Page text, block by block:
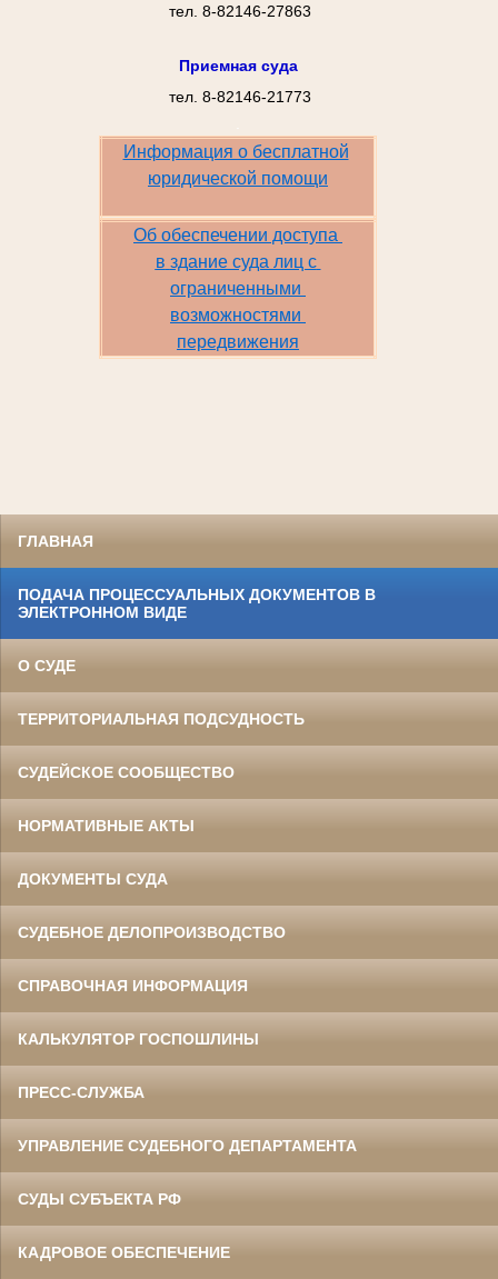
тел. 8-82146-27863
Приемная суда
тел. 8-82146-21773
Информация о бесплатной
юридической помощи
Об обеспечении доступа
в здание суда лиц с
ограниченными
возможностями
передвижения
ГЛАВНАЯ
ПОДАЧА ПРОЦЕССУАЛЬНЫХ ДОКУМЕНТОВ В
ЭЛЕКТРОННОМ ВИДЕ
О СУДЕ
ТЕРРИТОРИАЛЬНАЯ ПОДСУДНОСТЬ
СУДЕЙСКОЕ СООБЩЕСТВО
НОРМАТИВНЫЕ АКТЫ
ДОКУМЕНТЫ СУДА
СУДЕБНОЕ ДЕЛОПРОИЗВОДСТВО
СПРАВОЧНАЯ ИНФОРМАЦИЯ
КАЛЬКУЛЯТОР ГОСПОШЛИНЫ
ПРЕСС-СЛУЖБА
УПРАВЛЕНИЕ СУДЕБНОГО ДЕПАРТАМЕНТА
СУДЫ СУБЪЕКТА РФ
КАДРОВОЕ ОБЕСПЕЧЕНИЕ